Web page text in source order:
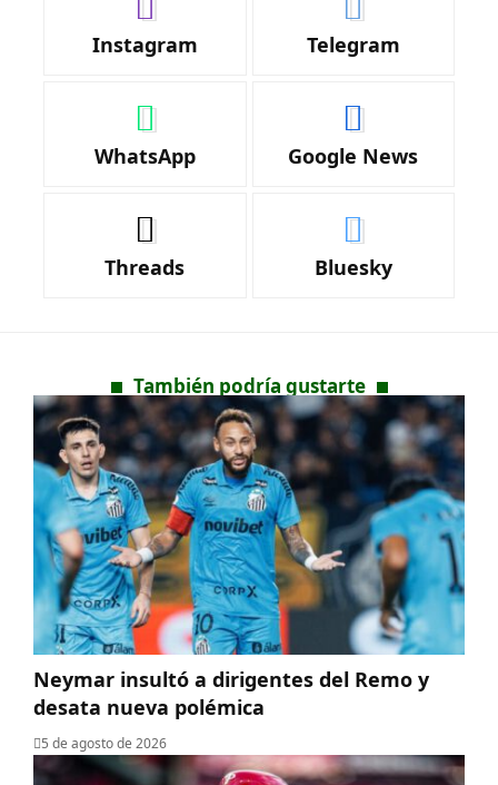
Instagram Telegram
WhatsApp Google News
Threads Bluesky
También podría gustarte
Neymar insultó a dirigentes del Remo y
desata nueva polémica
5 de agosto de 2026